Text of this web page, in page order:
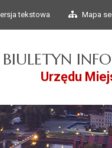
tekstowa Mapa
BIULETYN
Urzędu